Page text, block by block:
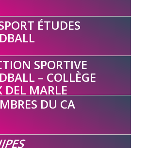
ÉTUDES
SPORTIVE
– COLLÈGE
DEL MARLE
DU CA